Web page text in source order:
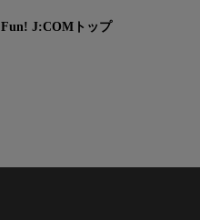
Fun! J:COMトップ